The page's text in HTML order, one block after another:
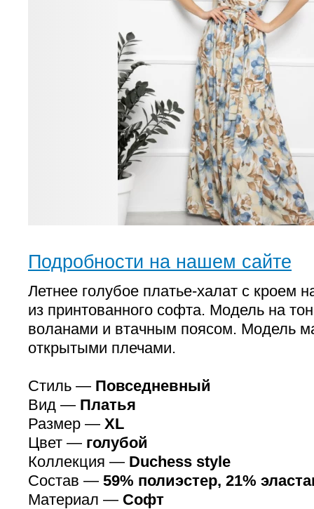
Подробности на нашем сайте
Летнее голубое платье-халат с кроем
из принтованного софта. Модель на
воланами и втачным поясом. Модель
открытыми плечами.
Стиль — Повседневный
Вид — Платья
Размер — XL
Цвет — голубой
Коллекция — Duchess style
Состав — 59% полиэстер, 21%
Материал — Софт